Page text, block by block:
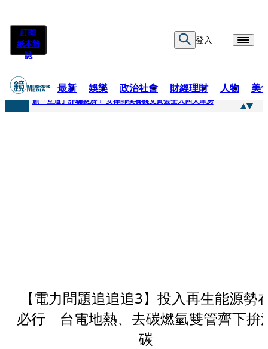
訂閱
紙本雜
誌
登入
最新 娛樂 政治社會 財經理財 人物 美
快訊
創「互道」詐騙慈濟！ 女律師供養義父黃金全入四大庫房
【電力問題追追追3】投入再生能源勢
必行 台電地熱、去碳燃氫雙管齊下拚
碳